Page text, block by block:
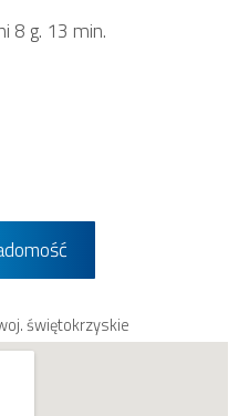
8 g. 13 min.
świętokrzyskie